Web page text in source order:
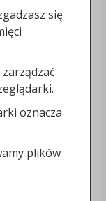
się
oznacza
plików